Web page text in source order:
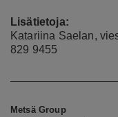
Lisätietoja:
Katariina Saelan,
829 9455
Metsä Group